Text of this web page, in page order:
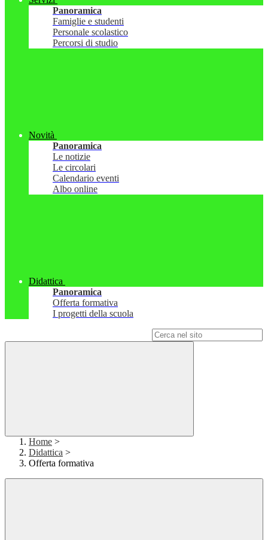
Panoramica
Famiglie e studenti
Personale scolastico
Percorsi di studio
Novità
Panoramica
Le notizie
Le circolari
Calendario eventi
Albo online
Didattica
Panoramica
Offerta formativa
I progetti della scuola
Home >
Didattica >
Offerta formativa